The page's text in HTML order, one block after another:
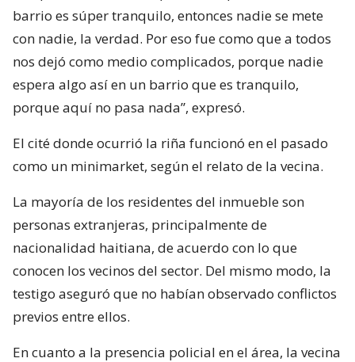
barrio es súper tranquilo, entonces nadie se mete
con nadie, la verdad. Por eso fue como que a todos
nos dejó como medio complicados, porque nadie
espera algo así en un barrio que es tranquilo,
porque aquí no pasa nada”, expresó.
El cité donde ocurrió la riña funcionó en el pasado
como un minimarket, según el relato de la vecina.
La mayoría de los residentes del inmueble son
personas extranjeras, principalmente de
nacionalidad haitiana, de acuerdo con lo que
conocen los vecinos del sector. Del mismo modo, la
testigo aseguró que no habían observado conflictos
previos entre ellos.
En cuanto a la presencia policial en el área, la vecina